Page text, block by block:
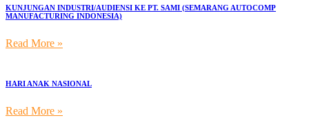
KUNJUNGAN INDUSTRI/AUDIENSI KE PT. SAMI (SEMARANG AUTOCOMP
MANUFACTURING INDONESIA)
Read More »
HARI ANAK NASIONAL
Read More »